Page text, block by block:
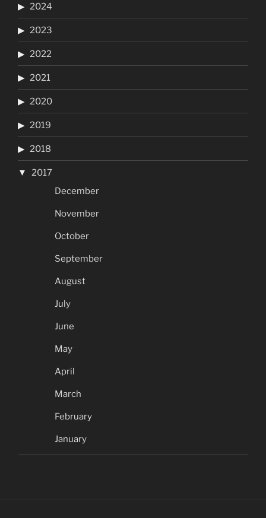
2024
2023
2022
2021
2020
2019
2018
2017
December
November
October
September
August
July
June
May
April
March
February
January